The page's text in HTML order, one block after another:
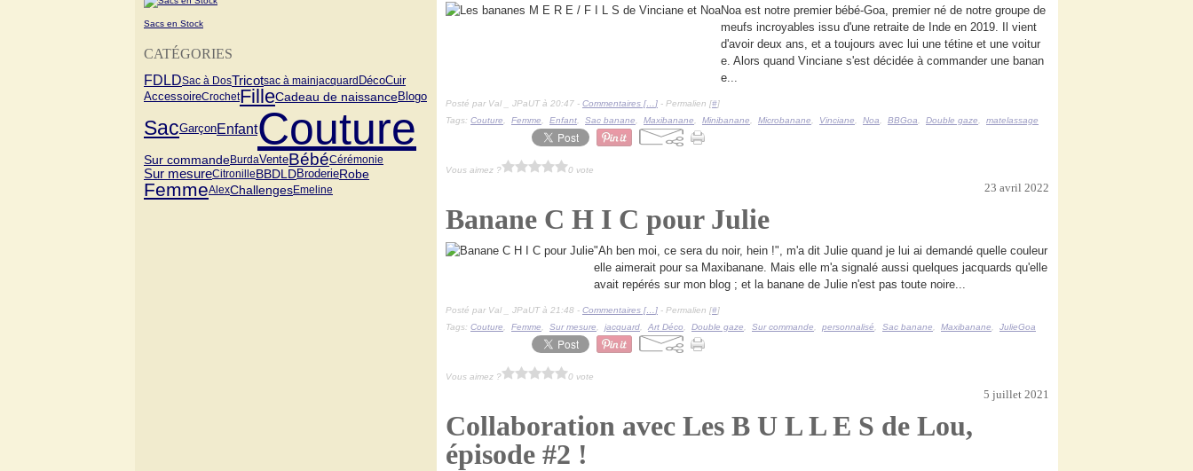
Sacs en Stock
CATÉGORIES
FDLDSac à DosTricotsac à mainjacquard DécoCuir
AccessoireCrochetFilleCadeau de naissanceBlogo
SacGarçonEnfantCouture
Sur commandeBurdaVenteBébéCérémonie
Sur mesureCitronilleBBDLDBroderieRobe
FemmeAlexChallengesEmeline
Noa est notre premier bébé-Goa, premier né de notre groupe de
meufs incroyables issu d'une retraite de Inde en 2019. Il vient
d'avoir deux ans, et a toujours avec lui une tétine et une voitur
e. Alors quand Vinciane s'est décidée à commander une banan
e...
Posté par Val _ JPaUT à 20:47 - Commentaires [… ] - Permalien [#]
Tags: Couture Femme Enfant Sac banane Maxibanane Minibanane Microbanane Vinciane Noa BBGoa Double gaze matelassage
Vous aimez ? 0 vote
23 avril 2022
Banane C H I C pour Julie
"Ah ben moi, ce sera du noir, hein !", m'a dit Julie quand je lui ai demandé quelle couleur
elle aimerait pour sa Maxibanane. Mais elle m'a signalé aussi quelques jacquards qu'elle
avait repérés sur mon blog ; et la banane de Julie n'est pas toute noire...
Posté par Val _ JPaUT à 21:48 - Commentaires [… ] - Permalien [#]
Tags: Couture Femme Sur mesure jacquard Art Déco Double gaze Sur commande personnalisé Sac banane Maxibanane JulieGoa
Vous aimez ? 0 vote
5 juillet 2021
Collaboration avec Les B U L L E S de Lou,
épisode #2 !